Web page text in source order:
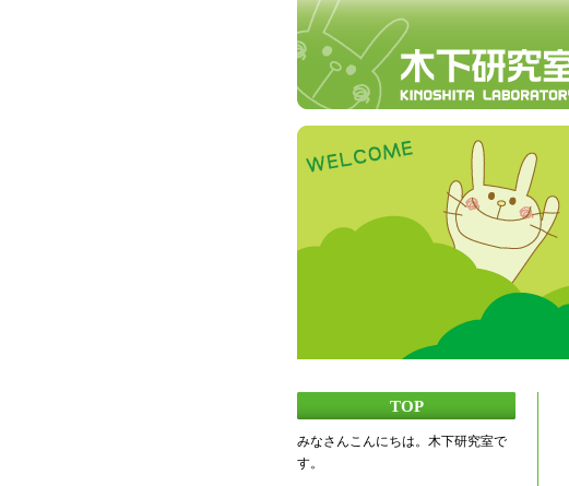
TOP
みなさんこんにちは。木下研究室で
す。